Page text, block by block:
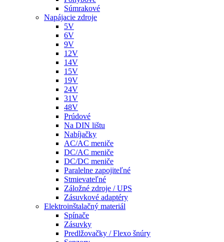
Súmrakové
Napájacie zdroje
5V
6V
9V
12V
14V
15V
19V
24V
31V
48V
Prúdové
Na DIN lištu
Nabíjačky
AC/AC meniče
DC/AC meniče
DC/DC meniče
Paralelne zapojiteľné
Stmievateľné
Záložné zdroje / UPS
Zásuvkové adaptéry
Elektroinštalačný materiál
Spínače
Zásuvky
Predlžovačky / Flexo šnúry